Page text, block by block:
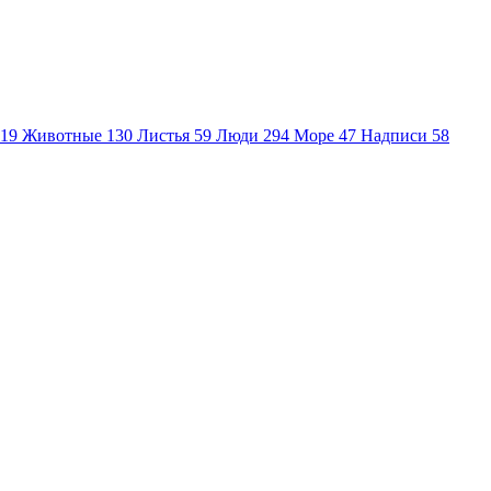
19 Животные 130 Листья 59 Люди 294 Море 47 Надписи 58